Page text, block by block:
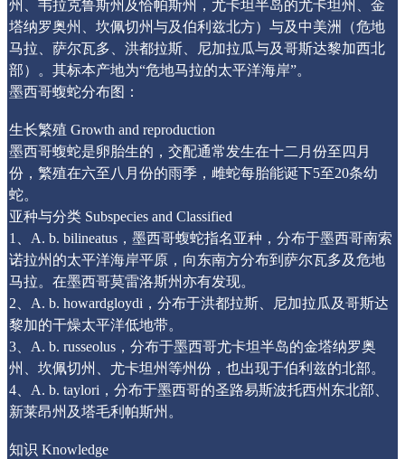
州、韦拉克鲁斯州及恰帕斯州，尤卡坦半岛的尤卡坦州、金
塔纳罗奥州、坎佩切州与及伯利兹北方）与及中美洲（危地
马拉、萨尔瓦多、洪都拉斯、尼加拉瓜与及哥斯达黎加西北
部）。其标本产地为“危地马拉的太平洋海岸”。
墨西哥蝮蛇分布图：
生长繁殖 Growth and reproduction
墨西哥蝮蛇是卵胎生的，交配通常发生在十二月份至四月
份，繁殖在六至八月份的雨季，雌蛇每胎能诞下5至20条幼
蛇。
亚种与分类 Subspecies and Classified
1、A. b. bilineatus，墨西哥蝮蛇指名亚种，分布于墨西哥南索
诺拉州的太平洋海岸平原，向东南方分布到萨尔瓦多及危地
马拉。在墨西哥莫雷洛斯州亦有发现。
2、A. b. howardgloydi，分布于洪都拉斯、尼加拉瓜及哥斯达
黎加的干燥太平洋低地带。
3、A. b. russeolus，分布于墨西哥尤卡坦半岛的金塔纳罗奥
州、坎佩切州、尤卡坦州等州份，也出现于伯利兹的北部。
4、A. b. taylori，分布于墨西哥的圣路易斯波托西州东北部、
新莱昂州及塔毛利帕斯州。
知识 Knowledge